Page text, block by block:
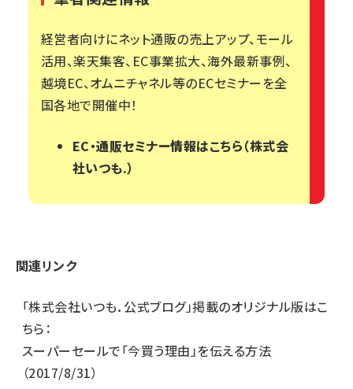
経営者向けにネット通販の売上アップ、モール
活用、楽天集客、EC事業拡大、海外最新事例、
越境EC、オムニチャネル等のECセミナーを全
国各地で開催中！
EC・通販セミナー情報はこちら（株式会
社いつも.）
関連リンク
「株式会社いつも．公式ブログ」掲載のオリジナル版はこ
ちら：
スーパーセールで「今買う理由」を伝える方法
（2017/8/31）